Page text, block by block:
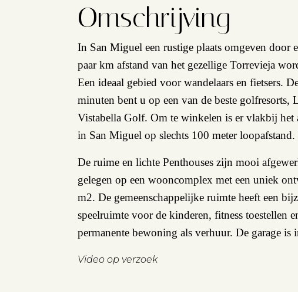
Omschrijving
In San Miguel een rustige plaats omgeven door
paar km afstand van het gezellige Torrevieja
Een ideaal gebied voor wandelaars en fietsers.
minuten bent u op een van de beste
Vistabella Golf. Om te winkelen is er vlakbij het
in San Miguel op slechts 100 meter loopafstand.
De ruime en lichte Penthouses zijn mooi
gelegen op een wooncomplex met een uniek
m2. De gemeenschappelijke ruimte heeft een
speelruimte voor de kinderen, fitness toestellen
permanente bewoning als verhuur. De garage
Video op verzoek